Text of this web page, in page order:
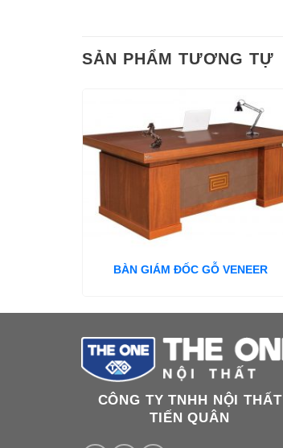
SẢN PHẨM TƯƠNG TỰ
BÀN GIÁM ĐỐC GỖ VENEER
CÔNG TY TNHH NỘI THẤT
TIẾN QUÂN